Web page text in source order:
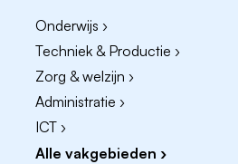
van
Onderwijs ›
Techniek & Productie ›
Zorg & welzijn ›
Administratie ›
ICT ›
Alle vakgebieden ›